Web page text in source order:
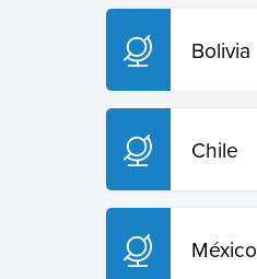
Bolivia
Chile
México